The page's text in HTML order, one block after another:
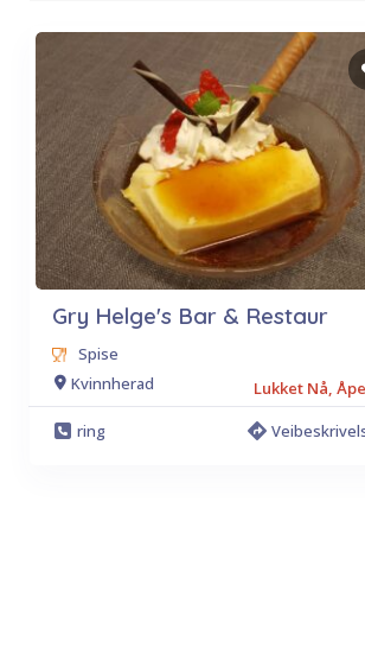
Gry Helge's Bar & Restaur
Spise
Kvinnherad
Lukket Nå,
ring